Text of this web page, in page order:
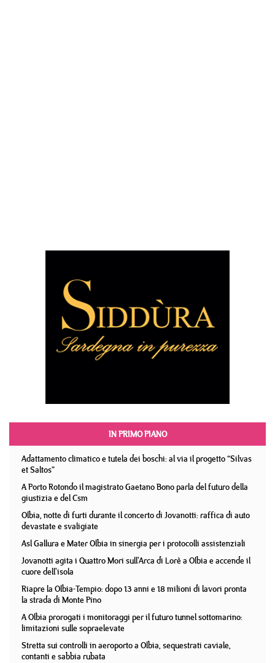
IN PRIMO PIANO
Adattamento climatico e tutela dei boschi: al via il progetto “Silvas
et Saltos”
A Porto Rotondo il magistrato Gaetano Bono parla del futuro della
giustizia e del Csm
Olbia, notte di furti durante il concerto di Jovanotti: raffica di auto
devastate e svaligiate
Asl Gallura e Mater Olbia in sinergia per i protocolli assistenziali
Jovanotti agita i Quattro Mori sull'Arca di Lorè a Olbia e accende il
cuore dell'isola
Riapre la Olbia-Tempio: dopo 13 anni e 18 milioni di lavori pronta
la strada di Monte Pino
A Olbia prorogati i monitoraggi per il futuro tunnel sottomarino:
limitazioni sulle sopraelevate
Stretta sui controlli in aeroporto a Olbia, sequestrati caviale,
contanti e sabbia rubata